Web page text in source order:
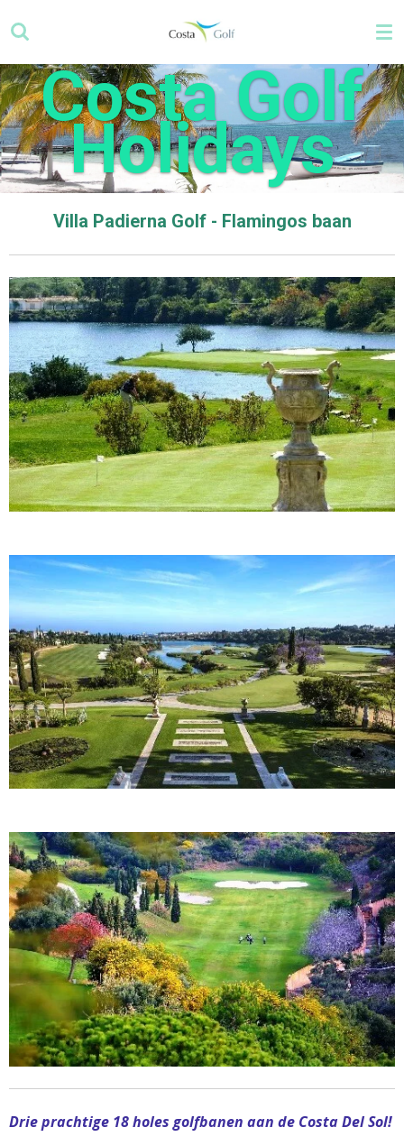
direct
naar
de
hoofdinhoud
Costa Golf
Holidays
Villa Padierna Golf - Flamingos baan
Drie prachtige 18 holes golfbanen aan de Costa Del Sol!